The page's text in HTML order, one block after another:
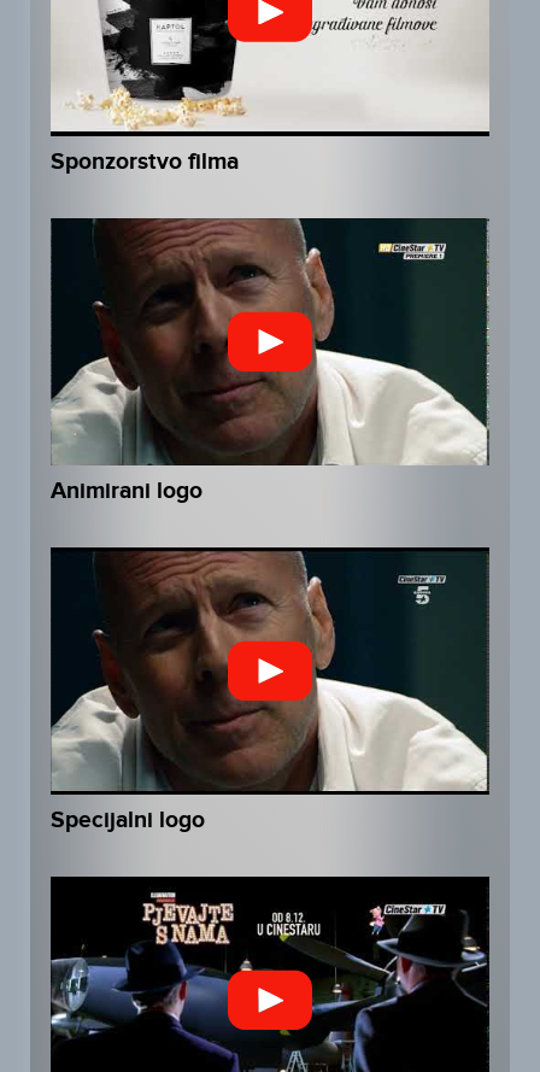
Sponzorstvo filma
Animirani logo
Specijalni logo